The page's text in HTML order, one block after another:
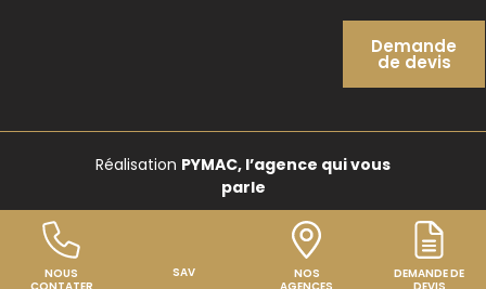
NOUS
SAV
NOS
DEMANDE DE
Demande
de devis
Réalisation PYMAC, l’agence qui vous
parle